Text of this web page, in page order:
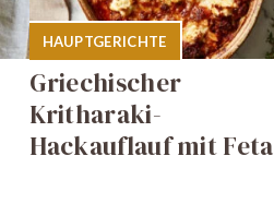
HAUPTGERICHTE
Griechischer
Kritharaki-
Hackauflauf mit Feta